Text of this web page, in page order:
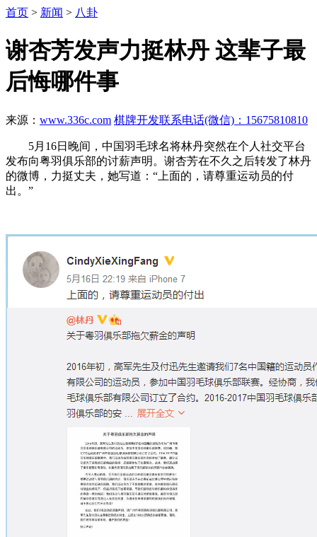
首页 > 新闻 > 八卦
谢杏芳发声力挺林丹 这辈子最
后悔哪件事
来源： www.336c.com 棋牌开发联系电话(微信)：15675810810
5月16日晚间，中国羽毛球名将林丹突然在个人社交平台
发布向粤羽俱乐部的讨薪声明。谢杏芳在不久之后转发了林丹
的微博，力挺丈夫，她写道：“上面的，请尊重运动员的付
出。”